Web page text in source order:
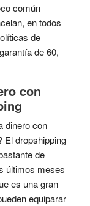
común
en todos
de
de 60,
con
dinero con
El dropshipping
de
últimos meses
es una gran
equiparar